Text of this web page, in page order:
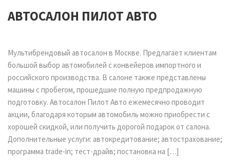
АВТОСАЛОН ПИЛОТ АВТО
Мультибрендовый автосалон в Москве. Предлагает клиентам
большой выбор автомобилей с конвейеров импортного и
российского производства. В салоне также представлены
машины с пробегом, прошедшие полную предпродажную
подготовку. Автосалон Пилот Авто ежемесячно проводит
акции, благодаря которым автомобиль можно приобрести с
хорошей скидкой, или получить дорогой подарок от салона.
Дополнительные услуги: автокредитование; автострахование;
программа trade-in; тест-драйв; постановка на […]